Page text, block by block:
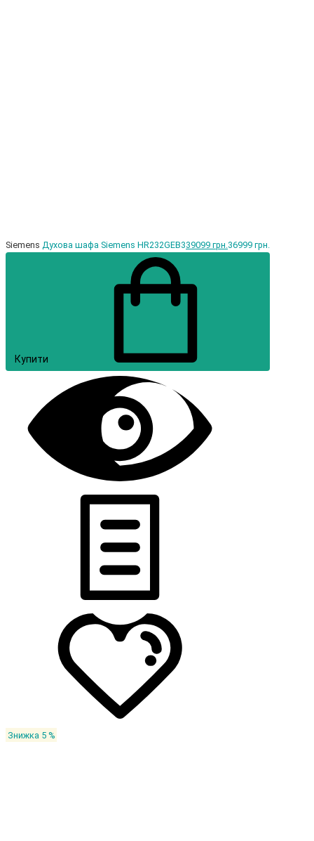
Siemens Духова шафа Siemens HR232GEB339099 грн.36999 грн.
Купити
Знижка 5 %